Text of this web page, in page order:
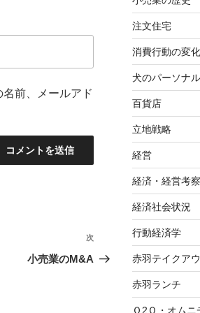
前、メールアド
次
の
次
小売業のM&A
注文住宅
消費行動の変化
犬のパーソナ
百貨店
立地戦略
経営
経済・経営考察
経済社会状況
行動経済学
赤羽テイクア
赤羽ランチ
Ｏ2Ｏ・オムニ